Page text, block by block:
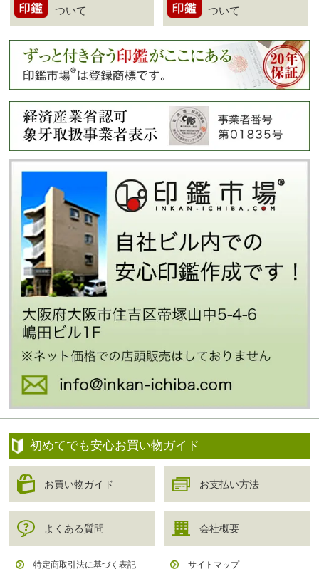
ついて
ついて
初めてでも安心お買い物ガイド
お買い物ガイド お支払い方法
よくある質問 会社概要
特定商取引法に基づく表記 サイトマップ